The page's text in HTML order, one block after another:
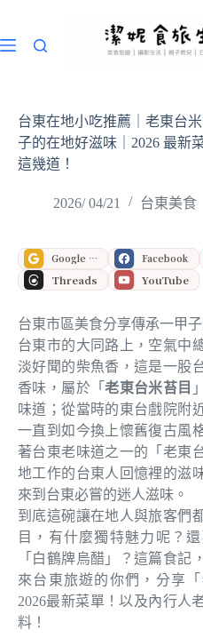
主
台東在地⼩吃推薦｜老東台
子的在地好滋味｜2026 最新
這幾道！
2026/ 04/21 台東美食
Google 偏好來源 Facebook
Threads YouTube
台東市區美食分享傳承一甲
台東市的大同路上，空氣中
淡好聞的柴魚香，這是一股
香味，屬於「老東台米苔目
味道；從當時的東台戲院附
一直到如今換上懷舊復古風
著台東老味道之一的「老東
地工作的台東人回憶裡的滋
來到台東必嘗的迷人滋味。
到底這碗讓在地人與旅客們
目，有什麼獨特魅力呢？
「白鶴牌烏醋」？這篇食記
來台東旅遊的你們，分享「
2026最新菜單！以及內行人
料！